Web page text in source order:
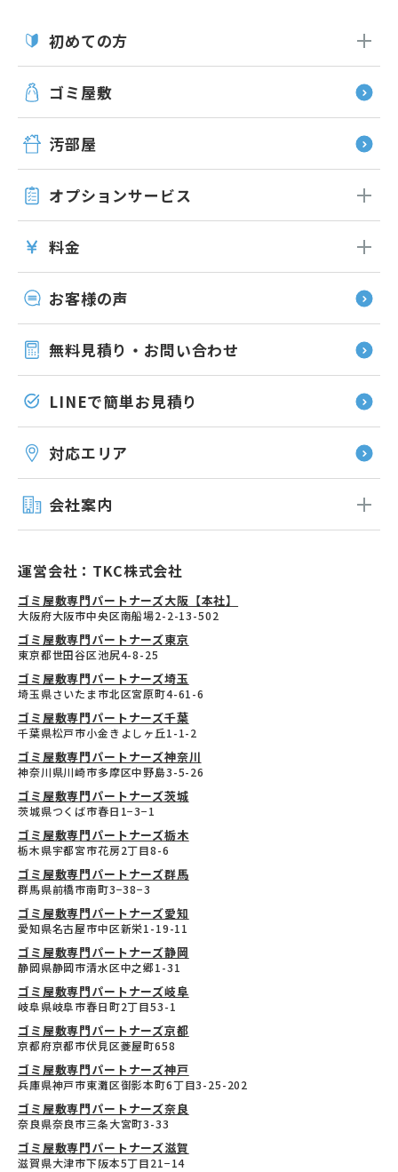
初めての方
ゴミ屋敷
汚部屋
オプションサービス
料金
お客様の声
無料見積り・お問い合わせ
LINEで簡単お見積り
対応エリア
会社案内
運営会社：TKC株式会社
ゴミ屋敷専門パートナーズ大阪【本社】
大阪府大阪市中央区南船場2-2-13-502
ゴミ屋敷専門パートナーズ東京
東京都世田谷区池尻4-8-25
ゴミ屋敷専門パートナーズ埼玉
埼玉県さいたま市北区宮原町4-61-6
ゴミ屋敷専門パートナーズ千葉
千葉県松戸市小金きよしヶ丘1-1-2
ゴミ屋敷専門パートナーズ神奈川
神奈川県川崎市多摩区中野島3-5-26
ゴミ屋敷専門パートナーズ茨城
茨城県つくば市春日1−3−1
ゴミ屋敷専門パートナーズ栃木
栃木県宇都宮市花房2丁目8-6
ゴミ屋敷専門パートナーズ群馬
群馬県前橋市南町3−38−3
ゴミ屋敷専門パートナーズ愛知
愛知県名古屋市中区新栄1-19-11
ゴミ屋敷専門パートナーズ静岡
静岡県静岡市清水区中之郷1-31
ゴミ屋敷専門パートナーズ岐阜
岐阜県岐阜市春日町2丁目53-1
ゴミ屋敷専門パートナーズ京都
京都府京都市伏見区菱屋町658
ゴミ屋敷専門パートナーズ神戸
兵庫県神戸市東灘区御影本町6丁目3-25-202
ゴミ屋敷専門パートナーズ奈良
奈良県奈良市三条大宮町3-33
ゴミ屋敷専門パートナーズ滋賀
滋賀県大津市下阪本5丁目21−14